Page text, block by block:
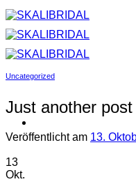
Zum
Inhalt
springen
Uncategorized
Just another
Veröffentlicht am 13.
13
Okt.